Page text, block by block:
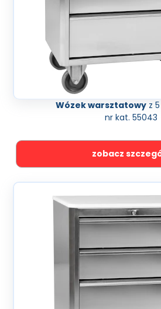
Wózek warsztatowyz 5
nr kat. 55043
zobacz